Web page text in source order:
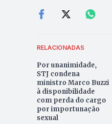
RELACIONADAS
Por unanimidade,
STJ condena
ministro Marco Buzzi
à disponibilidade
com perda do cargo
por importunação
sexual